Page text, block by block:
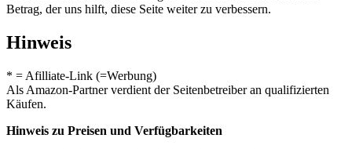
Betrag, der uns hilft, diese Seite weiter zu verbessern.
Hinweis
* = Afilliate-Link (=Werbung)
Als Amazon-Partner verdient der Seitenbetreiber an qualifizierten
Käufen.
Hinweis zu Preisen und Verfügbarkeiten